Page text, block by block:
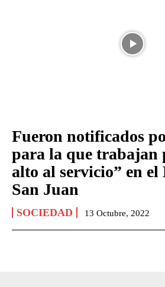
Fueron notificados
para la que trabajan
alto al servicio” en
San Juan
SOCIEDAD 13 Octubre, 2022